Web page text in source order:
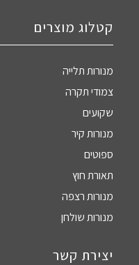
קטלוג מוצרים
מנורות תלייה
צמודי תקרה
שקועים
מנורות קיר
ספוטים
תאורת חוץ
מנורות רצפה
מנורות שולחן
יצירת קשר